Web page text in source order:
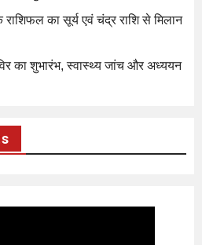
का सूर्य एवं चंद्र राशि से मिलान
का शुभारंभ, स्वास्थ्य जांच और अध्ययन